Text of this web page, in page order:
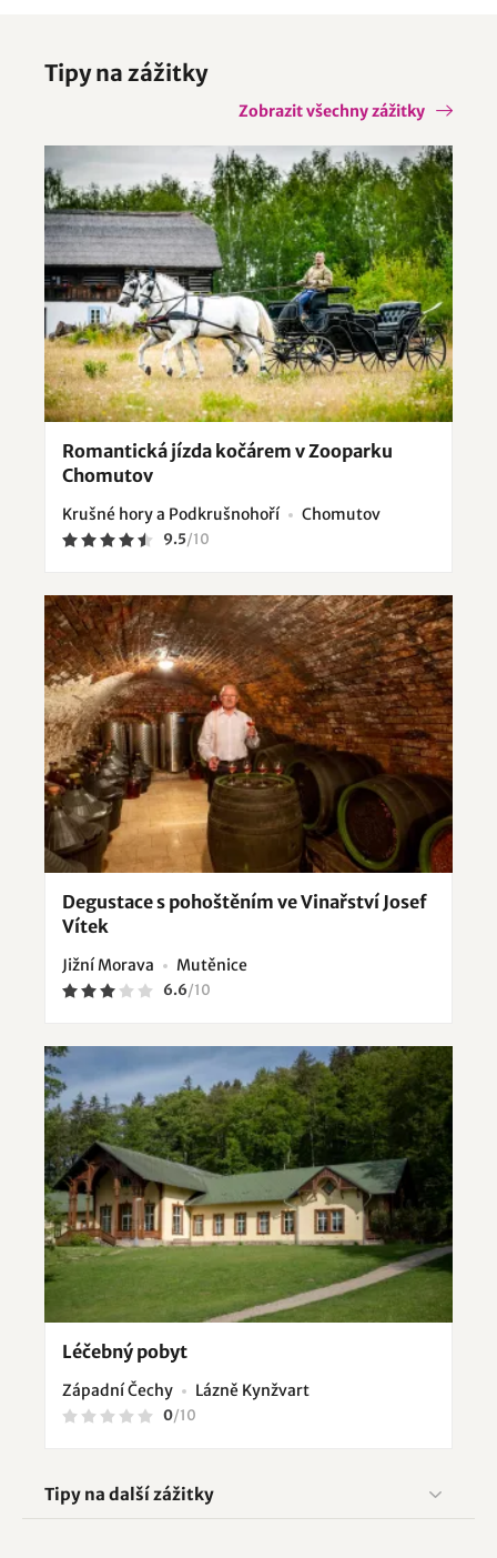
Tipy na zážitky
Zobrazit všechny zážitky
Romantická jízda kočárem v Zooparku
Chomutov
Krušné hory a Podkrušnohoří Chomutov
9.5/10
Degustace s pohoštěním ve Vinařství Josef
Vítek
Jižní Morava Mutěnice
6.6/10
Léčebný pobyt
Západní Čechy Lázně Kynžvart
0/10
Tipy na další zážitky